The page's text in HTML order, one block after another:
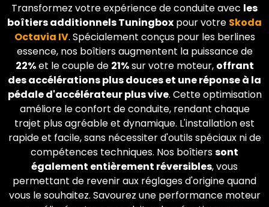
Transformez votre expérience de conduite avec les
boîtiers additionnels Tuningbox pour votre Skoda
Octavia IV. Spécialement conçus pour les berlines
essence, nos boîtiers augmentent la puissance de
22%et le couple de 21%sur votre moteur, offrant
des accélérations plus douces et une réponse à la
pédale d'accélérateur plus vive. Cette optimisation
améliore le confort de conduite, rendant chaque
trajet plus agréable et dynamique. L'installation est
rapide et facile, sans nécessiter d'outils spéciaux ni de
compétences techniques. Nos boîtierssont
également entièrement réversibles, vous
permettant de revenir aux réglages d'origine quand
vous le souhaitez. Savourez une performance moteur